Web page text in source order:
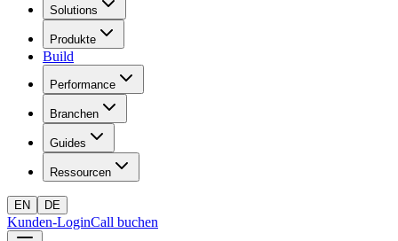
Solutions
Produkte
Build
Performance
Branchen
Guides
Ressourcen
EN DE
Kunden-LoginCall buchen